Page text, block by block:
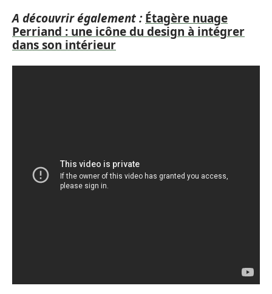
A découvrir également : Étagère nuage
Perriand : une icône du design à intégrer
dans son intérieur